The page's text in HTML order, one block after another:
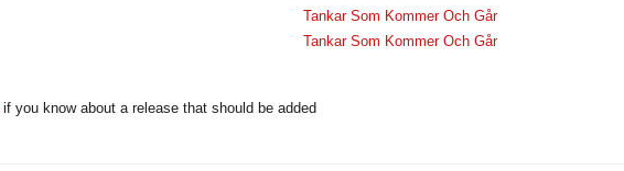
Tankar Som Kommer Och Går
Tankar Som Kommer Och Går
if you know about a release that should be added